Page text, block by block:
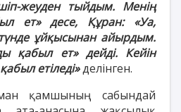
жеуден тыйдым. Менің
ет» десе, Құран: «Уа,
ұйқысынан айырдым.
қабыл ет» дейді. Кейін
етіледі»делінген.
қамшының сабындай